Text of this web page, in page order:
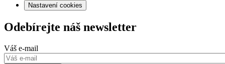
Nastavení cookies
Odebírejte náš newsletter
Váš e-mail